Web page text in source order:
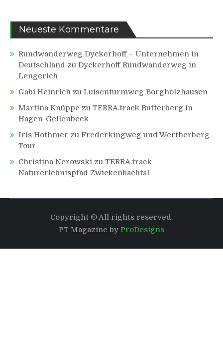
Neueste Kommentare
Rundwanderweg Dyckerhoff – Unternehmen in
Deutschland zu Dyckerhoff Rundwanderweg in
Lengerich
Gabi Heinrich zu Luisenturmweg Borgholzhausen
Martina Knüppe zu TERRA.track Butterberg in
Hagen-Gellenbeck
Iris Hothmer zu Frederkingweg und Wertherberg-
Tour
Christina Nerowski zu TERRA.track
Naturerlebnispfad Zwickenbachtal
Copyright © All rights reserved.
PT Magazine by ProDesigns